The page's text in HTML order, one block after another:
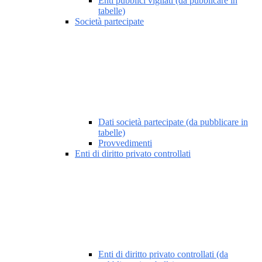
tabelle)
Società partecipate
Dati società partecipate (da pubblicare in
tabelle)
Provvedimenti
Enti di diritto privato controllati
Enti di diritto privato controllati (da